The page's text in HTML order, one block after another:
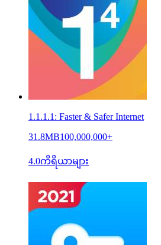
1.1.1.1: Faster & Safer Internet
31.8MB100,000,000+
4.0ကိရိယာများ